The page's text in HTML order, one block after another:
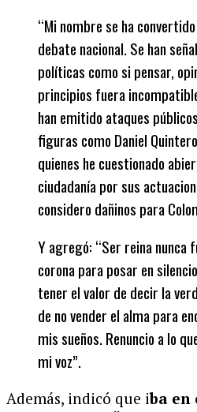
“Mi nombre se ha
debate nacional. Se han
políticas como si pensar,
principios fuera
han emitido ataques
figuras como Daniel
quienes he cuestionado
ciudadanía por sus
considero dañinos para
Y agregó: “Ser reina nunca
corona para posar en
tener el valor de decir la
de no vender el alma para
mis sueños. Renuncio a lo
mi voz”.
Además, indicó que iba en